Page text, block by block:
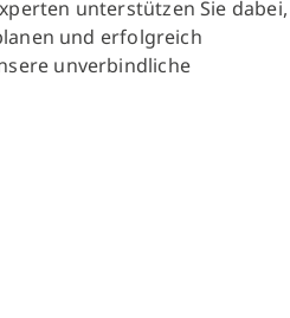
unterstützen Sie dabei,
und erfolgreich
unverbindliche